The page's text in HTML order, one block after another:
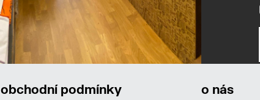
obchodní podmínky o nás